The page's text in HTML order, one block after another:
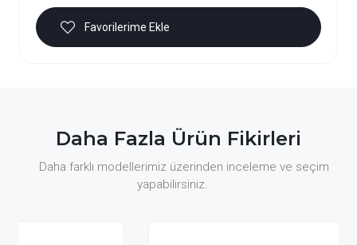
Favorilerime Ekle
Daha Fazla Ürün Fikirleri
Daha farklı modellerimiz üzerinden inceleme ve seçim
yapabilirsiniz.